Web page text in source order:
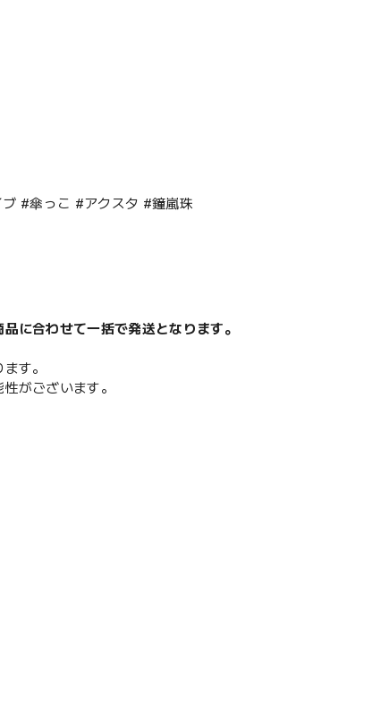
#傘っこ #アクスタ #鐘嵐珠
に合わせて一括で発送となります。
す。
がございます。